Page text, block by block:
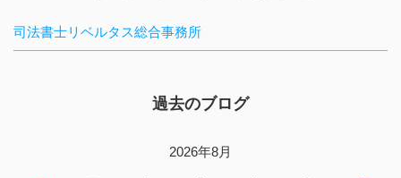
司法書士リベルタス総合事務所
過去のブログ
2026年8月